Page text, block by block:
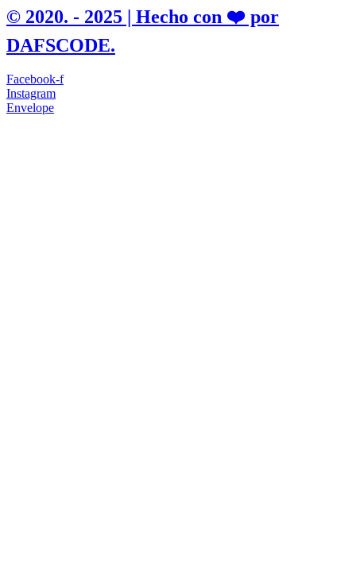
© 2020. - 2025 | Hecho con ❤️ por
DAFSCODE.
Facebook-f
Instagram
Envelope